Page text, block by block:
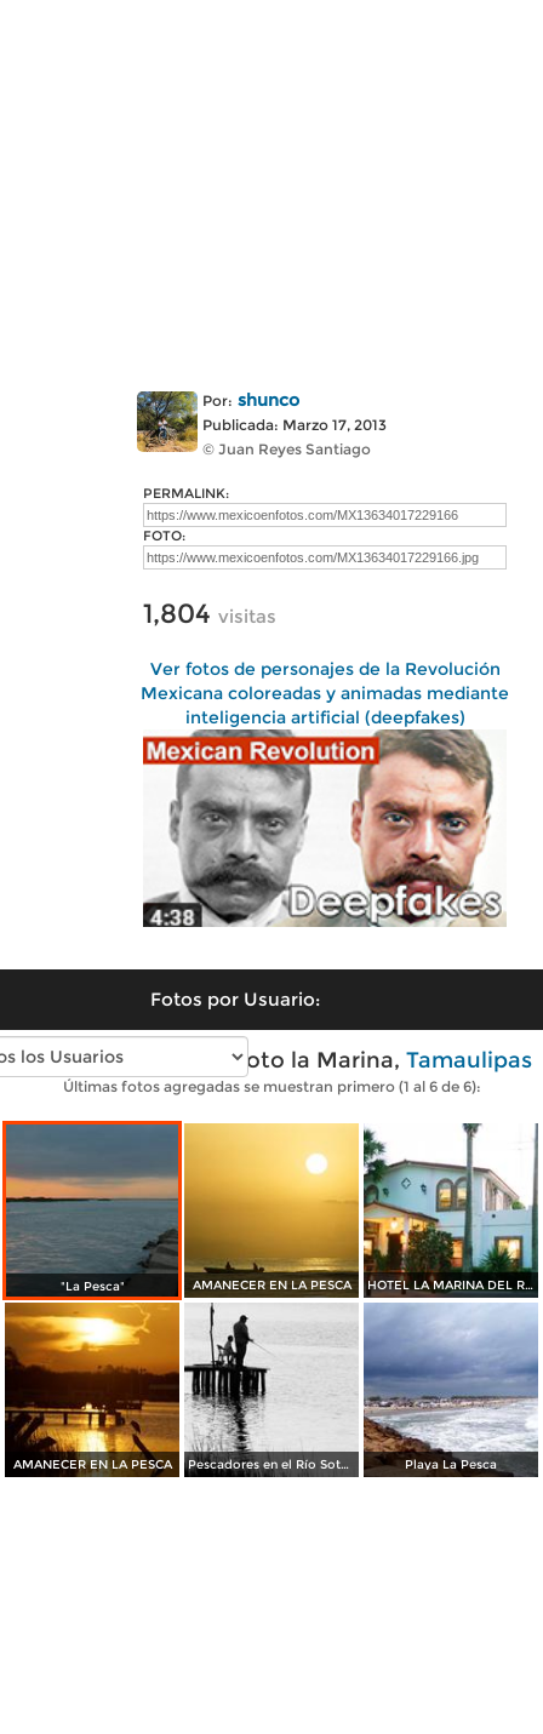
Por: shunco
Publicada: Marzo 17, 2013
© Juan Reyes Santiago
PERMALINK:
FOTO:
1,804 visitas
Ver fotos de personajes de la Revolución
Mexicana coloreadas y animadas mediante
inteligencia artificial (deepfakes)
Fotos por Usuario:
Fotos modernas de Soto la Marina, Tamaulipas
Últimas fotos agregadas se muestran primero (1 al 6 de 6):
"La Pesca" AMANECER EN LA PESCA HOTEL LA MARINA DEL RIO EN LA PESCA
AMANECER EN LA PESCA Pescadores en el Río Soto la Marina en La Pesca Playa La Pesca